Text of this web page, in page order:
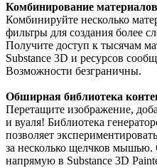
Комбинирование материалов
Комбинируйте несколько
фильтры для создания более
Получите доступ к тысячам
Substance 3D и ресурсов
Возможности безграничны.
Обширная библиотека
Перетащите изображение,
и вуаля! Библиотека
позволяет
за несколько щелчков мышью.
напрямую в Substance 3D